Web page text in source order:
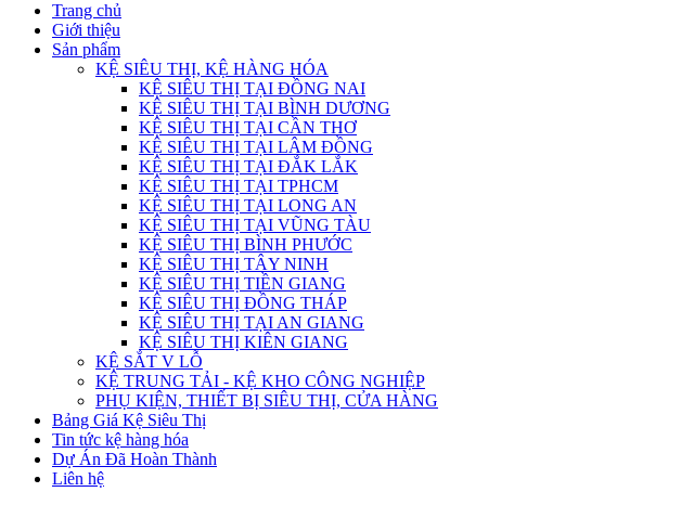
Trang chủ
Giới thiệu
Sản phẩm
KỆ SIÊU THỊ, KỆ HÀNG HÓA
KỆ SIÊU THỊ TẠI ĐỒNG NAI
KỆ SIÊU THỊ TẠI BÌNH DƯƠNG
KỆ SIÊU THỊ TẠI CẦN THƠ
KỆ SIÊU THỊ TẠI LÂM ĐỒNG
KỆ SIÊU THỊ TẠI ĐẮK LẮK
KỆ SIÊU THỊ TẠI TPHCM
KỆ SIÊU THỊ TẠI LONG AN
KỆ SIÊU THỊ TẠI VŨNG TÀU
KỆ SIÊU THỊ BÌNH PHƯỚC
KỆ SIÊU THỊ TÂY NINH
KỆ SIÊU THỊ TIỀN GIANG
KỆ SIÊU THỊ ĐỒNG THÁP
KỆ SIÊU THỊ TẠI AN GIANG
KỆ SIÊU THỊ KIÊN GIANG
KỆ SẮT V LỖ
KỆ TRUNG TẢI - KỆ KHO CÔNG NGHIỆP
PHỤ KIỆN, THIẾT BỊ SIÊU THỊ, CỬA HÀNG
Bảng Giá Kệ Siêu Thị
Tin tức kệ hàng hóa
Dự Án Đã Hoàn Thành
Liên hệ